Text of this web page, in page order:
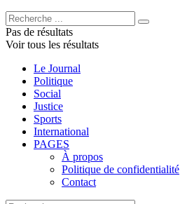
Pas de résultats
Voir tous les résultats
Le Journal
Politique
Social
Justice
Sports
International
PAGES
À propos
Politique de confidentialité
Contact